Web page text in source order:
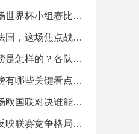
墨西哥对阵波兰，这场世界杯小组赛比分会如何？
竞彩足球葡萄牙对阵法国，这场焦点战该怎么看？
中超俱乐部最新排名榜是怎样的？各队表现背后有哪些故事？
上赛季德甲联赛积分榜有哪些关键看点和变化？
苏格兰vs匈牙利，这场欧国联对决谁能更胜一筹？
美职足排行榜是如何反映联赛竞争格局的？